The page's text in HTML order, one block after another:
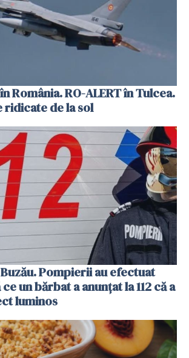
România. RO-ALERT în Tulcea.
ridicate de la sol
Pompierii au efectuat
un bărbat a anunțat la 112 că a
luminos